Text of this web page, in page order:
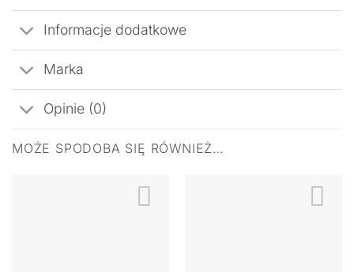
Informacje dodatkowe
Marka
Opinie (0)
MOŻE SPODOBA SIĘ RÓWNIEŻ…